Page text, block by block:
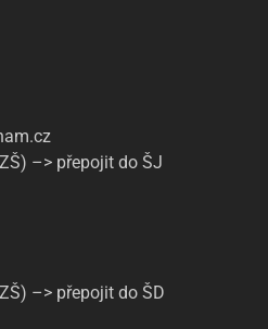
–> přepojit do ŠJ
–> přepojit do ŠD